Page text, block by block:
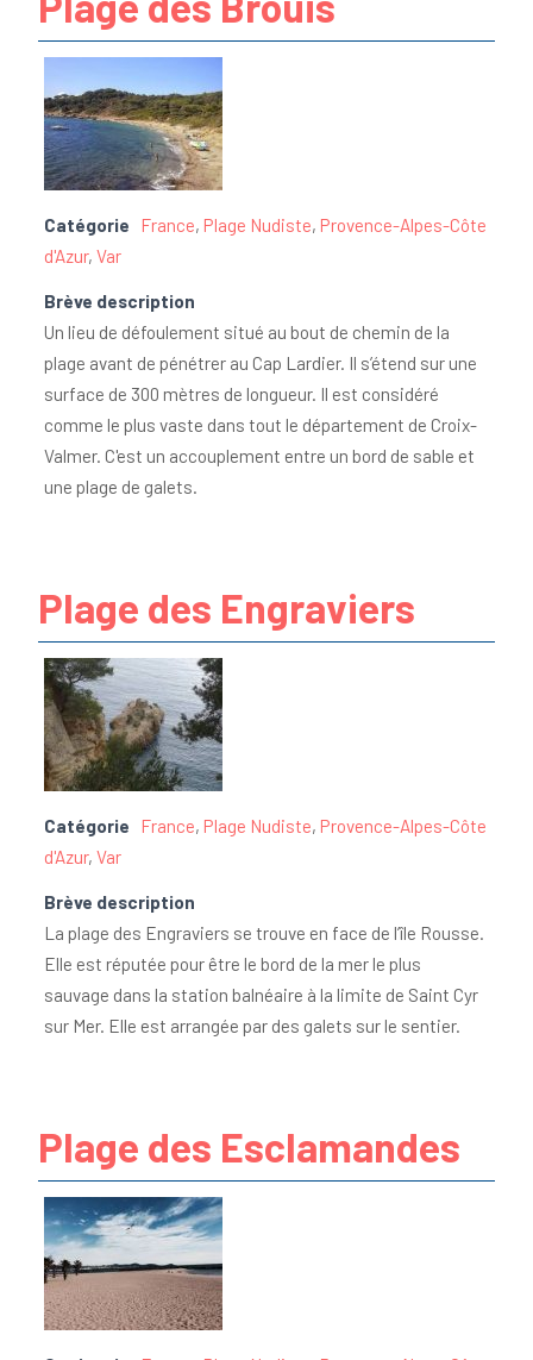
Catégorie France, Plage Nudiste, Provence-Alpes-Côte
d'Azur, Var
Brève description
Un lieu de défoulement situé au bout de chemin de la
plage avant de pénétrer au Cap Lardier. Il s’étend sur une
surface de 300 mètres de longueur. Il est considéré
comme le plus vaste dans tout le département de Croix-
Valmer. C'est un accouplement entre un bord de sable et
une plage de galets.
Plage des Engraviers
Catégorie France, Plage Nudiste, Provence-Alpes-Côte
d'Azur, Var
Brève description
La plage des Engraviers se trouve en face de l’île Rousse.
Elle est réputée pour être le bord de la mer le plus
sauvage dans la station balnéaire à la limite de Saint Cyr
sur Mer. Elle est arrangée par des galets sur le sentier.
Plage des Esclamandes